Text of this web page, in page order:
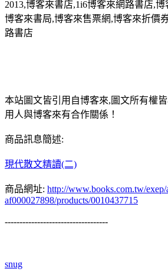
2013,博客來書店,1i6博客來網路書店,
博客來書局,博客來售票網,博客來折價
路書店
本站圖文皆引用自博客來,圖文所有權
用人與博客來有合作關係！
商品訊息簡述:
現代散文精讀(二)
商品網址: http://www.books.com.tw/exep/
af000027898/products/0010437715
-----------------------------------
snug